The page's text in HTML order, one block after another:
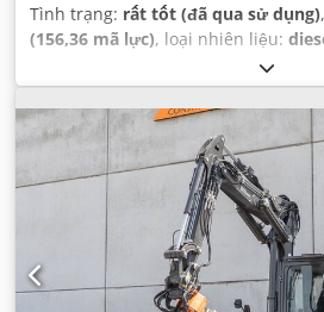
Tình trạng: rất tốt (đã qua sử dụng)
(156,36 mã lực), loại nhiên liệu:
, Năm sản
động:15.109 h,